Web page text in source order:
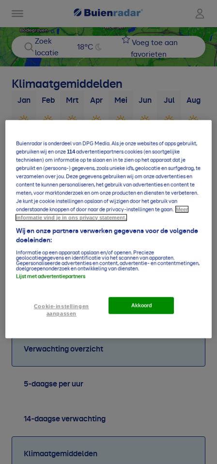
Zoek
locatie
18°C
Voeg toe aan
favorieten
Verwachting overzicht
5-daagse per uur
14-daagse verwachting
Klimaatgemiddelden
Klimaatgemiddelden
Jan
9d
Feb
11d
mm
Mrt
14d
mm
Apr
16d
Mei
17d
54
Jun
17d
60
mm
Jul
19d
66
Aug
Buienradar is onderdeel van DPG Media. Als je onze websites of apps gebruikt,
gebruiken wij en onze114advertentiepartners cookies (en soortgelijke
technieken) om informatie op te slaan en in te zien op het apparaat dat je
gebruikt en (persoons-) gegevens, zoals unieke id’s, geolocatie en surfgedrag, te
verzamelen over jou. Deze gegevens gebruiken wij om onze advertenties en
content te kunnen personaliseren, het gebruik van advertenties en content te
meten, voor marktonderzoek en om onze producten en diensten te verbeteren.
Je kunt je cookie instellingen opslaan of wijzigen door het gebruik van
onderstaande knoppen of door naar de privacy-instellingen te gaan. Meer
informatie vind je in ons privacy statement.
Wij en onze partners verwerken gegevens voor de volgende
doeleinden:
Informatie op een apparaat opslaan en/of openen. Precieze
geolocatiegegevens en identificatie via het scannen van apparaten.
Gepersonaliseerde advertenties en content, advertentie- en contentmetingen,
doelgroepenonderzoek en ontwikkeling van diensten.
Lijst met advertentiepartners
Cookie-instellingen
aanpassen
Akkoord